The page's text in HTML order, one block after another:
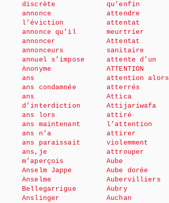
discrète
annonce
l’éviction
annonce qu’il
annoncer
annonceurs
annuel s’impose
Anonyme
ans
ans condamnée
ans
d’interdiction
ans lors
ans maintenant
ans n’a
ans paraissait
ans,je
m’aperçois
Anselm Jappe
Anselme
Bellegarrigue
Anslinger
qu’enfin
attendre
attentat
meurtrier
Attentat
sanitaire
attente d’un
ATTENTION
attention alors
atterrés
Attica
Attijariwafa
attiré
l’attention
attirer
violemment
attrouper
Aube
Aube dorée
Aubervilliers
Aubry
Auchan